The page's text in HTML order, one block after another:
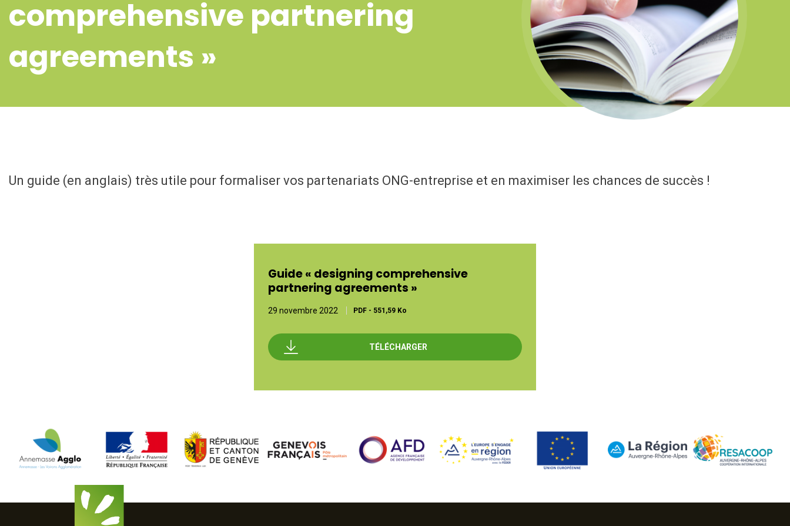
comprehensive partnering
agreements »
Un guide (en anglais) très utile pour formaliser vos partenariats ONG-entreprise et en maximiser les chances de succès !
Guide « designing comprehensive
partnering agreements »
29 novembre 2022 PDF - 551,59 Ko
TÉLÉCHARGER